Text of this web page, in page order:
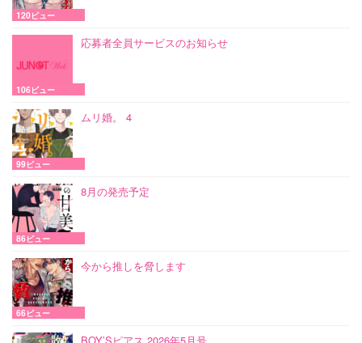
120ビュー
応募者全員サービスのお知らせ
106ビュー
ムリ婚。 4
99ビュー
8月の発売予定
86ビュー
今から推しを脅します
66ビュー
BOY’Sピアス 2026年5月号